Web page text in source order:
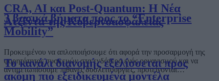
CRA, AI και Post-Quantum: Η Νέα
Ατζέντα της Κυβερνοασφάλειας
Το κανάλι διανομής εξελίσσεται προς
ακόμη πιο εξειδικευμένα μοντέλα
3 βασικά βήματα προς το “Enterprise
Mobility”
Προκειμένου να απλοποιήσουμε ότι αφορά την προσαρμογή της
φορητότητας συσκευών στα ενδότερα ενός οργανισμού και να
αντιμετωπίσουμε πιθανές δυσλειτουργίες, προτείνονται…